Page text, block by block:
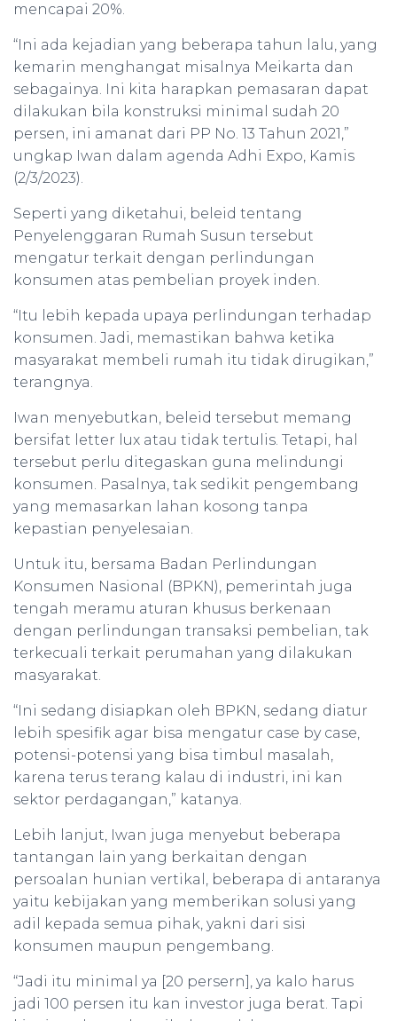
mencapai 20%.
“Ini ada kejadian yang beberapa tahun lalu, yang
kemarin menghangat misalnya Meikarta dan
sebagainya. Ini kita harapkan pemasaran dapat
dilakukan bila konstruksi minimal sudah 20
persen, ini amanat dari PP No. 13 Tahun 2021,”
ungkap Iwan dalam agenda Adhi Expo, Kamis
(2/3/2023).
Seperti yang diketahui, beleid tentang
Penyelenggaran Rumah Susun tersebut
mengatur terkait dengan perlindungan
konsumen atas pembelian proyek inden.
“Itu lebih kepada upaya perlindungan terhadap
konsumen. Jadi, memastikan bahwa ketika
masyarakat membeli rumah itu tidak dirugikan,”
terangnya.
Iwan menyebutkan, beleid tersebut memang
bersifat letter lux atau tidak tertulis. Tetapi, hal
tersebut perlu ditegaskan guna melindungi
konsumen. Pasalnya, tak sedikit pengembang
yang memasarkan lahan kosong tanpa
kepastian penyelesaian.
Untuk itu, bersama Badan Perlindungan
Konsumen Nasional (BPKN), pemerintah juga
tengah meramu aturan khusus berkenaan
dengan perlindungan transaksi pembelian, tak
terkecuali terkait perumahan yang dilakukan
masyarakat.
“Ini sedang disiapkan oleh BPKN, sedang diatur
lebih spesifik agar bisa mengatur case by case,
potensi-potensi yang bisa timbul masalah,
karena terus terang kalau di industri, ini kan
sektor perdagangan,” katanya.
Lebih lanjut, Iwan juga menyebut beberapa
tantangan lain yang berkaitan dengan
persoalan hunian vertikal, beberapa di antaranya
yaitu kebijakan yang memberikan solusi yang
adil kepada semua pihak, yakni dari sisi
konsumen maupun pengembang.
“Jadi itu minimal ya [20 persern], ya kalo harus
jadi 100 persen itu kan investor juga berat. Tapi